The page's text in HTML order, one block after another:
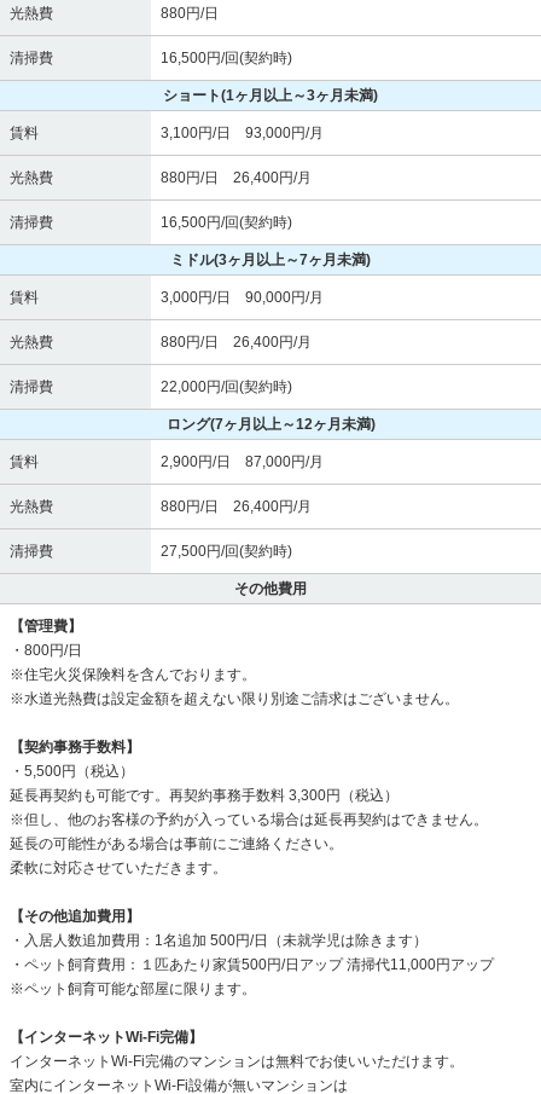
光熱費 880円/日
清掃費 16,500円/回(契約時)
ショート(1ヶ月以上～3ヶ月未満)
賃料 3,100円/日 93,000円/月
光熱費 880円/日 26,400円/月
清掃費 16,500円/回(契約時)
ミドル(3ヶ月以上～7ヶ月未満)
賃料 3,000円/日 90,000円/月
光熱費 880円/日 26,400円/月
清掃費 22,000円/回(契約時)
ロング(7ヶ月以上～12ヶ月未満)
賃料 2,900円/日 87,000円/月
光熱費 880円/日 26,400円/月
清掃費 27,500円/回(契約時)
その他費用
【管理費】
・800円/日
※住宅火災保険料を含んでおります。
※水道光熱費は設定金額を超えない限り別途ご請求はございません。
【契約事務手数料】
・5,500円（税込）
延長再契約も可能です。再契約事務手数料 3,300円（税込）
※但し、他のお客様の予約が入っている場合は延長再契約はできません。
延長の可能性がある場合は事前にご連絡ください。
柔軟に対応させていただきます。
【その他追加費用】
・入居人数追加費用：1名追加 500円/日（未就学児は除きます）
・ペット飼育費用：１匹あたり家賃500円/日アップ 清掃代11,000円アップ
※ペット飼育可能な部屋に限ります。
【インターネットWi-Fi完備】
インターネットWi-Fi完備のマンションは無料でお使いいただけます。
室内にインターネットWi-Fi設備が無いマンションは